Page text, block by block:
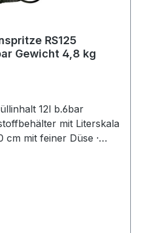
RS125
Gewicht 4,8 kg
12l b.6bar
mit Literskala
cm mit feiner Düse ·
geformtes